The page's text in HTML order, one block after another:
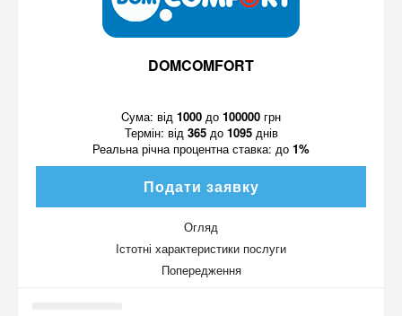
DOMCOMFORT
Cума: від 1000 до 100000 грн
Термін: від 365до 1095днів
Реальна річна процентна ставка: до 1%
Подати заявку
Огляд
Істотні характеристики послуги
Попередження